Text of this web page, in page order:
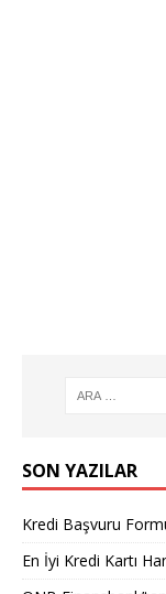
SON YAZILAR
Kredi Başvuru
En İyi Kredi Kartı